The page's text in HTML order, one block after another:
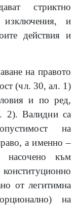
стриктно
изключения, и
действия и
на правото
(чл. 30, ал. 1)
и по ред,
2). Валидни са
на
а именно –
към
от легитимна
на